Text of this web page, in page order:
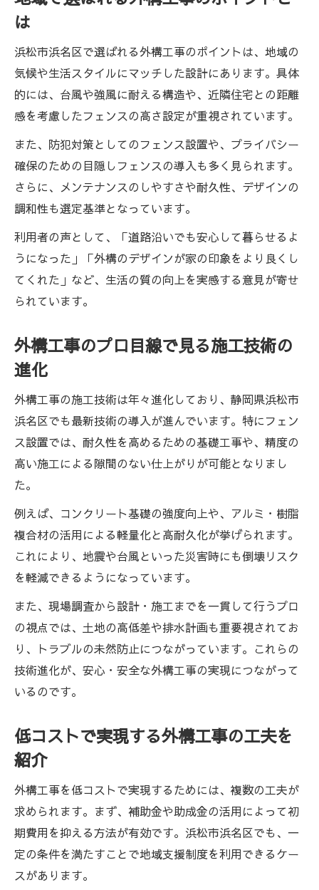
は
浜松市浜名区で選ばれる外構工事のポイントは、地域の
気候や生活スタイルにマッチした設計にあります。具体
的には、台風や強風に耐える構造や、近隣住宅との距離
感を考慮したフェンスの高さ設定が重視されています。
また、防犯対策としてのフェンス設置や、プライバシー
確保のための目隠しフェンスの導入も多く見られます。
さらに、メンテナンスのしやすさや耐久性、デザインの
調和性も選定基準となっています。
利用者の声として、「道路沿いでも安心して暮らせるよ
うになった」「外構のデザインが家の印象をより良くし
てくれた」など、生活の質の向上を実感する意見が寄せ
られています。
外構工事のプロ目線で見る施工技術の
進化
外構工事の施工技術は年々進化しており、静岡県浜松市
浜名区でも最新技術の導入が進んでいます。特にフェン
ス設置では、耐久性を高めるための基礎工事や、精度の
高い施工による隙間のない仕上がりが可能となりまし
た。
例えば、コンクリート基礎の強度向上や、アルミ・樹脂
複合材の活用による軽量化と高耐久化が挙げられます。
これにより、地震や台風といった災害時にも倒壊リスク
を軽減できるようになっています。
また、現場調査から設計・施工までを一貫して行うプロ
の視点では、土地の高低差や排水計画も重要視されてお
り、トラブルの未然防止につながっています。これらの
技術進化が、安心・安全な外構工事の実現につながって
いるのです。
低コストで実現する外構工事の工夫を
紹介
外構工事を低コストで実現するためには、複数の工夫が
求められます。まず、補助金や助成金の活用によって初
期費用を抑える方法が有効です。浜松市浜名区でも、一
定の条件を満たすことで地域支援制度を利用できるケー
スがあります。